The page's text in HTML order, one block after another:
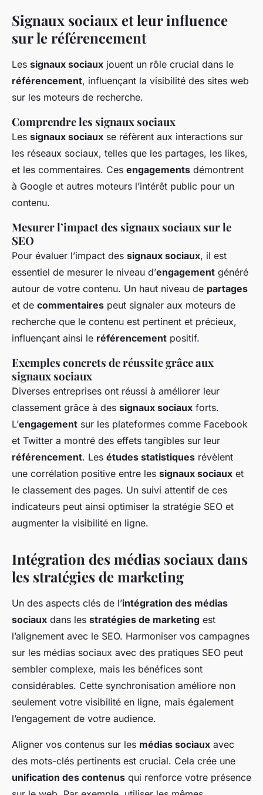
Signaux sociaux et leur influence
sur le référencement
Les signaux sociaux jouent un rôle crucial dans le
référencement, influençant la visibilité des sites web
sur les moteurs de recherche.
Comprendre les signaux sociaux
Les signaux sociaux se réfèrent aux interactions sur
les réseaux sociaux, telles que les partages, les likes,
et les commentaires. Ces engagements démontrent
à Google et autres moteurs l’intérêt public pour un
contenu.
Mesurer l’impact des signaux sociaux sur le
SEO
Pour évaluer l’impact des signaux sociaux, il est
essentiel de mesurer le niveau d’engagement généré
autour de votre contenu. Un haut niveau de partages
et de commentaires peut signaler aux moteurs de
recherche que le contenu est pertinent et précieux,
influençant ainsi le référencement positif.
Exemples concrets de réussite grâce aux
signaux sociaux
Diverses entreprises ont réussi à améliorer leur
classement grâce à des signaux sociaux forts.
L’engagement sur les plateformes comme Facebook
et Twitter a montré des effets tangibles sur leur
référencement. Les études statistiques révèlent
une corrélation positive entre les signaux sociaux et
le classement des pages. Un suivi attentif de ces
indicateurs peut ainsi optimiser la stratégie SEO et
augmenter la visibilité en ligne.
Intégration des médias sociaux dans
les stratégies de marketing
Un des aspects clés de l’intégration des médias
sociaux dans les stratégies de marketing est
l’alignement avec le SEO. Harmoniser vos campagnes
sur les médias sociaux avec des pratiques SEO peut
sembler complexe, mais les bénéfices sont
considérables. Cette synchronisation améliore non
seulement votre visibilité en ligne, mais également
l’engagement de votre audience.
Aligner vos contenus sur les médias sociaux avec
des mots-clés pertinents est crucial. Cela crée une
unification des contenus qui renforce votre présence